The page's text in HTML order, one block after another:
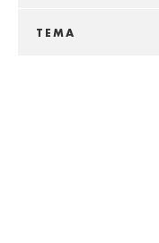
ТЕМА